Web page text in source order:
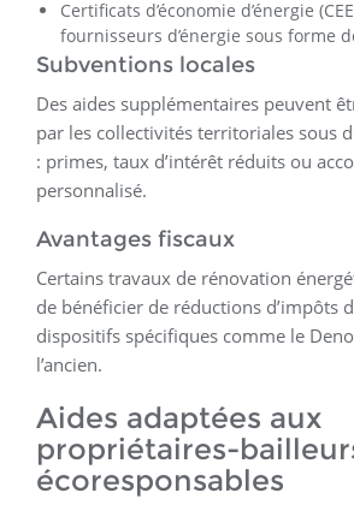
Certificats d’économie d’énergie
fournisseurs d’énergie sous forme
Subventions locales
Des aides supplémentaires peuvent
par les collectivités territoriales sous
: primes, taux d’intérêt réduits ou
personnalisé.
Avantages fiscaux
Certains travaux de rénovation
de bénéficier de réductions d’impôts
dispositifs spécifiques comme le
l’ancien.
Aides adaptées aux
propriétaires-
écoresponsables